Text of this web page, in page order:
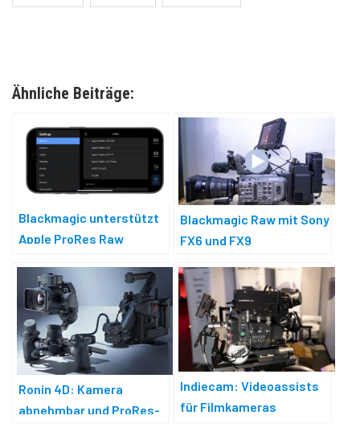
Ähnliche Beiträge:
Blackmagic unterstützt
Apple ProRes Raw
Blackmagic Raw mit Sony
FX6 und FX9
Ronin 4D: Kamera
abnehmbar und ProRes-
Indiecam: Videoassists
für Filmkameras